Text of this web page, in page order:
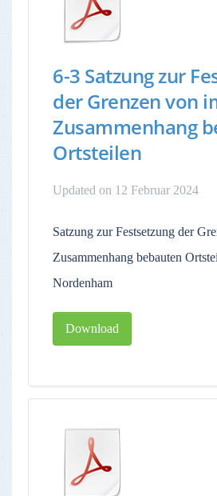
6-3 Satzung zur
der Grenzen von
Zusammenhang
Ortsteilen
Updated on 12 Februar 2024
Satzung zur Festsetzung der
Zusammenhang bebauten
Nordenham
Download